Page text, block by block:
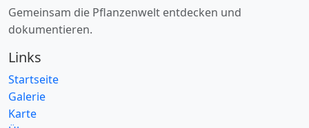
Gemeinsam die Pflanzenwelt entdecken und
dokumentieren.
Links
Startseite
Galerie
Karte